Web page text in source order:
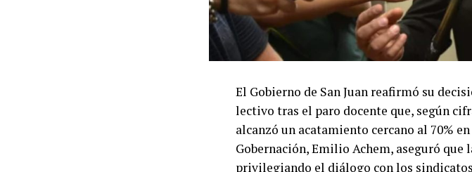
Popular (UTEP), que ratificó su presencia
las centrales sindicales en una
indicaron que la convocatoria
de prensa realizada en la sede de la
integrantes del triunvirato de
Argüello, junto a los secretarios generales
CTA de los Trabajadores, Hugo Yasky.
El Gobierno de San Juan reafirmó su
lectivo tras el paro docente que, según
alcanzó un acatamiento cercano al 70%
Gobernación, Emilio Achem, aseguró
privilegiando el diálogo con los